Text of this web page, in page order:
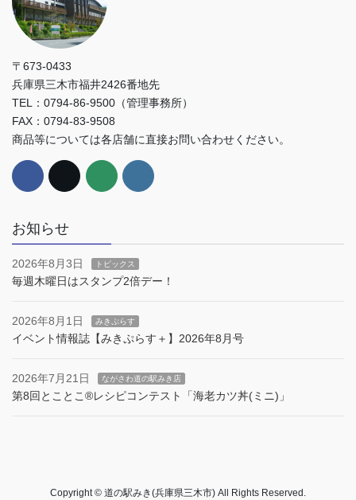
〒673-0433
兵庫県三木市福井2426番地先
TEL：0794-86-9500（管理事務所）
FAX：0794-83-9508
商品等については各店舗に直接お問い合わせください。
お知らせ
2026年8月3日 トピックス
毎週木曜日はスタンプ2倍デー！
2026年8月1日 みきぷらす
イベント情報誌【みきぷらす＋】2026年8月号
2026年7月21日 ながさわ道の駅みき店
第8回とことこ®︎レシピコンテスト「海老カツ丼(ミニ)」
Copyright © 道の駅みき(兵庫県三木市) All Rights Reserved.